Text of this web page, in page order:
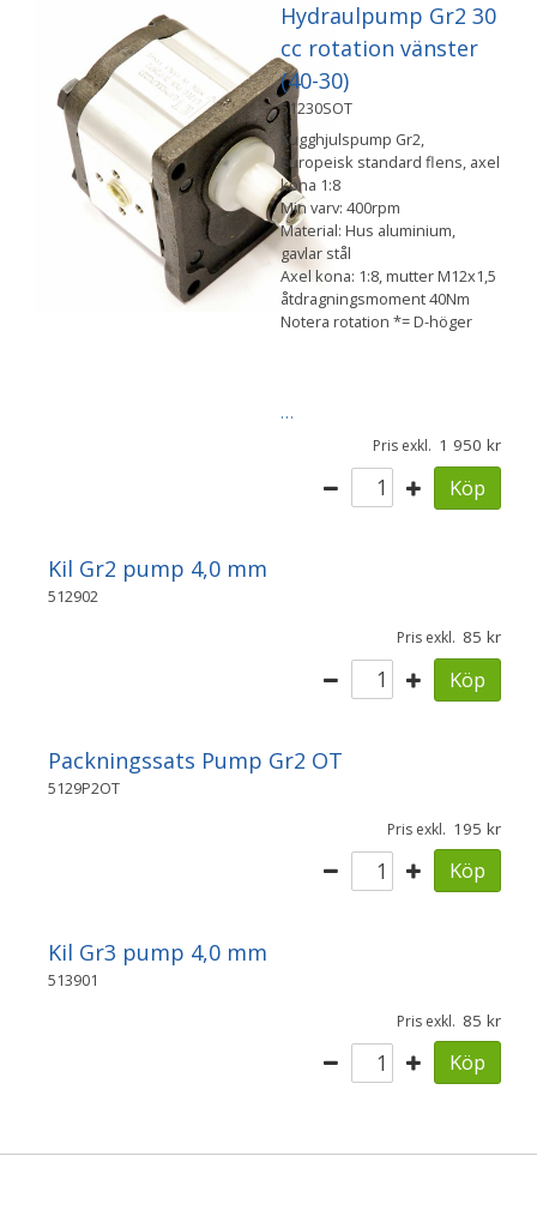
Hydraulpump Gr2 30
cc rotation vänster
(40-30)
51230SOT
Kugghjulspump Gr2,
Europeisk standard flens, axel
kona 1:8
Min varv: 400rpm
Material: Hus aluminium,
gavlar stål
Axel kona: 1:8, mutter M12x1,5
åtdragningsmoment 40Nm
Notera rotation *= D-höger
…
Pris exkl. 1 950
Köp
Kil Gr2 pump 4,0 mm
512902
Pris exkl. 85
Köp
Packningssats Pump Gr2 OT
5129P2OT
Pris exkl. 195
Köp
Kil Gr3 pump 4,0 mm
513901
Pris exkl. 85
Köp